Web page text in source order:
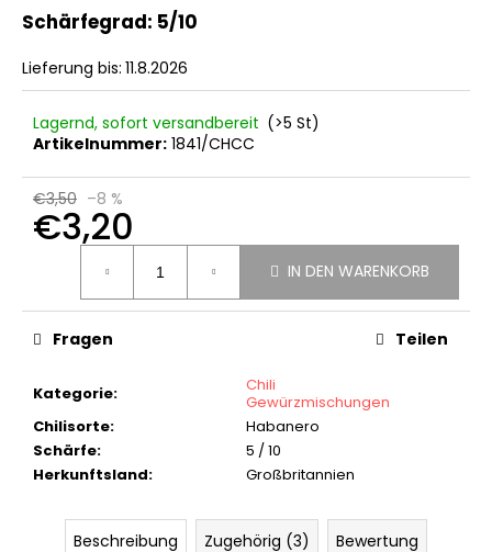
Schärfegrad: 5/10
Lieferung bis: 11.8.2026
Lagernd, sofort versandbereit (>5 St)
Artikelnummer: 1841/CHCC
€3,50 –8 %
€3,20
Verkaufspreis:
IN DEN WARENKORB
Kategorie:
Chili
Gewürzmischungen
Chilisorte:
Habanero
Schärfe:
5 / 10
Herkunftsland: Großbritannien
Fragen Teilen
Beschreibung Zugehörig (3)
Bewertung
e
h
l
n
GEWÜRZMÜHLE
MIT
BIRD'S
EYE
CHILIFLOCKEN
€4,50
Ursprünglich:
€5,50